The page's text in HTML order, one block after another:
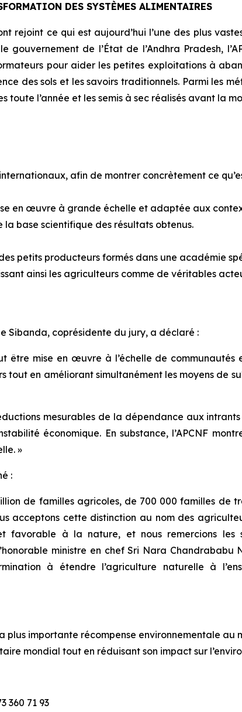
DES SYSTÈMES ALIMENTAIRES
rejoint ce qui est aujourd’hui l’une des plus
de l’État de l’Andhra Pradesh,
pour aider les petites exploitations à
des sols et les savoirs traditionnels. Parmi les
l’année et les semis à sec réalisés avant la
afin de montrer concrètement ce
en œuvre à grande échelle et adaptée aux
base scientifique des résultats obtenus.
petits producteurs formés dans une académie
ainsi les agriculteurs comme de véritables
Sibanda, coprésidente du jury, a déclaré :
être mise en œuvre à l’échelle de communautés
en améliorant simultanément les moyens de
mesurables de la dépendance aux
économique. En substance, l’APCNF
»
:
de familles agricoles, de 700 000 familles de
acceptons cette distinction au nom des
à la nature, et nous remercions les
ministre en chef Sri Nara Chandrababu
à étendre l’agriculture naturelle à
importante récompense environnementale au
mondial tout en réduisant son impact sur
360 71 93